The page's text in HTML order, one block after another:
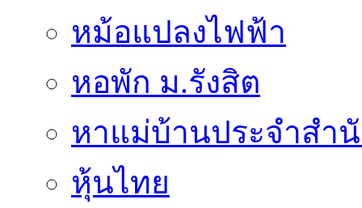
หม้อแปลงไฟฟ้า
หอพัก ม.รังสิต
หาแม่บ้านประจำสำ
หุ้นไทย